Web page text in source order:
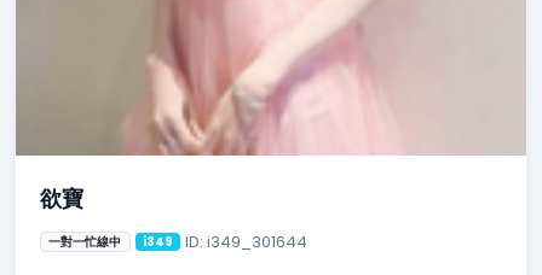
欲寶
一對一忙線中 i349 ID: i349_301644